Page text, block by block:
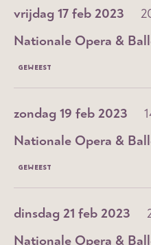
vrijdag 17 feb 2023
Nationale Opera &
GEWEEST
zondag 19 feb 2023
Nationale Opera &
GEWEEST
dinsdag 21 feb 2023
Nationale Opera &